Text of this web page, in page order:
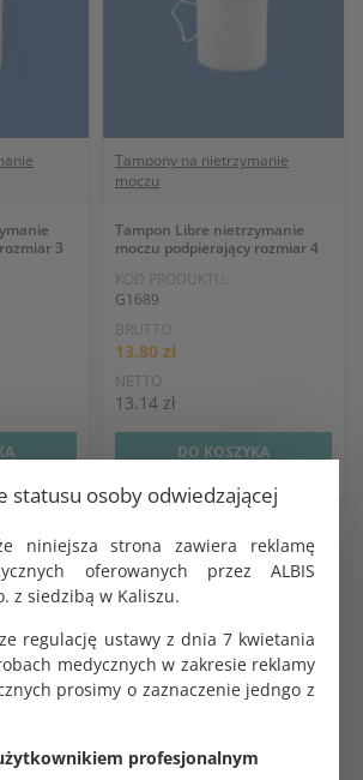
statusu osoby odwiedzającej
niniejsza strona zawiera reklamę
oferowanych przez ALBIS
z siedzibą w Kaliszu.
regulację ustawy z dnia 7 kwietania
medycznych w zakresie reklamy
prosimy o zaznaczenie jedngo z
profesjonalnym
podpierające
na nietrzymanie moczu
i skuteczne rozwiązanie dla osób
problemem nietrzymania moczu, który
na jakość życia. Te specjalistyczne
zaprojektowane z myślą o zapewnieniu
i niezawodności, oferując użytkownikom
siebie i kontrolę nad ich stanem zdrowia.
działają poprzez mechaniczną
3
Tampony na nietrzymanie
moczu
Tampon Libre nietrzymanie
moczu podpierający rozmiar 4
KOD PRODUKTU:
G1689
BRUTTO
13.80 zł
NETTO
13.14 zł
DO KOSZYKA